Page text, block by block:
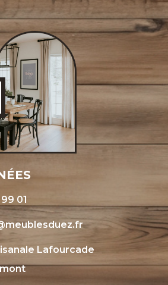
01
Lafourcade